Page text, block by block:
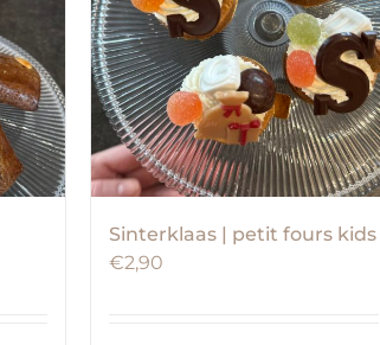
Sinterklaas | petit fours kids
€2,90